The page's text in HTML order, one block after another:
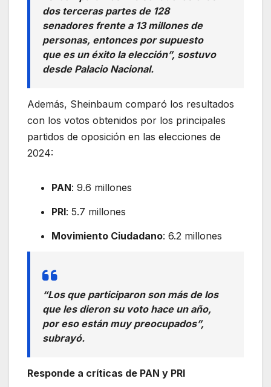
dos terceras partes de 128
senadores frente a 13 millones de
personas, entonces por supuesto
que es un éxito la elección”, sostuvo
desde Palacio Nacional.
Además, Sheinbaum comparó los resultados
con los votos obtenidos por los principales
partidos de oposición en las elecciones de
2024:
PAN: 9.6 millones
PRI: 5.7 millones
Movimiento Ciudadano: 6.2 millones
“Los que participaron son más de los
que les dieron su voto hace un año,
por eso están muy preocupados”,
subrayó.
Responde a críticas de PAN y PRI